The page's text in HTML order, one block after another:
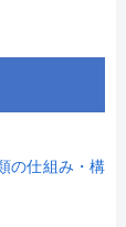
の仕組み・構